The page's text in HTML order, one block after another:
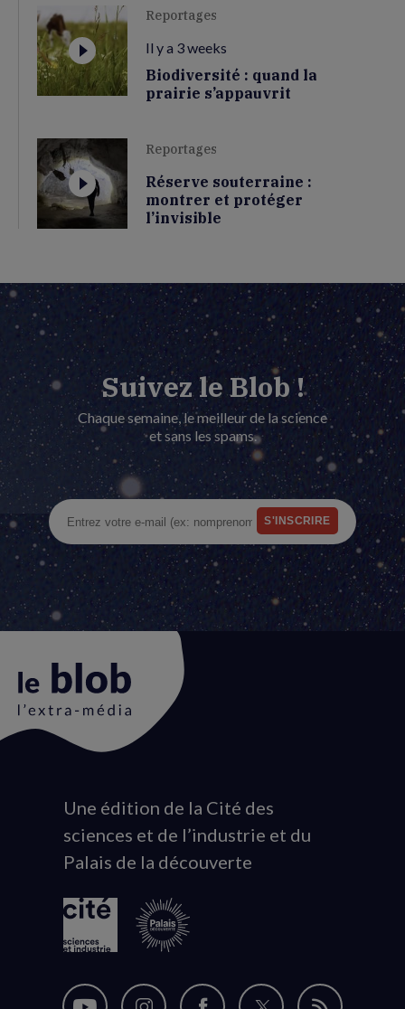
Reportages
Il y a 3 weeks
Biodiversité : quand la
prairie s’appauvrit
Reportages
Réserve souterraine :
montrer et protéger
l’invisible
Suivez le Blob !
Chaque semaine, le meilleur de la science
et sans les spams.
Animation
du
logo
Une édition de la Cité des
sciences et de l’industrie et du
Palais de la découverte